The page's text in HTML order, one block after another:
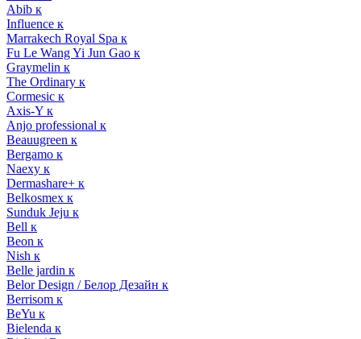
Abib к
Influence к
Marrakech Royal Spa к
Fu Le Wang Yi Jun Gao к
Graymelin к
The Ordinary к
Cormesic к
Axis-Y к
Anjo professional к
Beauugreen к
Bergamo к
Naexy к
Dermashare+ к
Belkosmex к
Sunduk Jeju к
Bell к
Beon к
Nish к
Belle jardin к
Belor Design / Белор Дезайн к
Berrisom к
BeYu к
Bielenda к